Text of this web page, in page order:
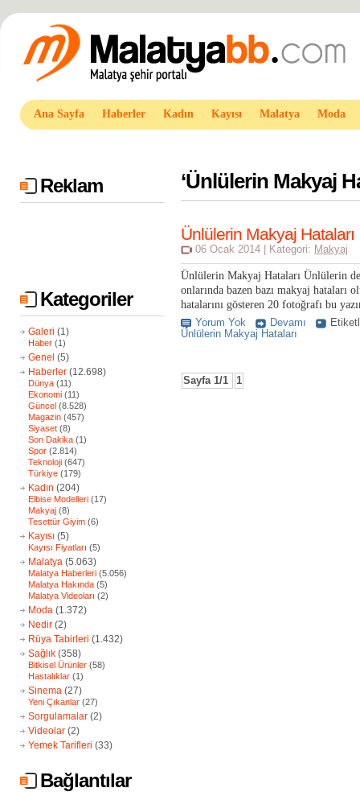
Ana Sayfa Haberler Kadın Kayısı Malatya Moda
Reklam
Kategoriler
Galeri (1)
Haber (1)
Genel (5)
Haberler (12.698)
Dünya (11)
Ekonomi (11)
Güncel (8.528)
Magazin (457)
Siyaset (8)
Son Dakika (1)
Spor (2.814)
Teknoloji (647)
Türkiye (179)
Kadın (204)
Elbise Modelleri (17)
Makyaj (8)
Tesettür Giyim (6)
Kayısı (5)
Kayısı Fiyatları (5)
Malatya (5.063)
Malatya Haberleri (5.056)
Malatya Hakında (5)
Malatya Videoları (2)
Moda (1.372)
Nedir (2)
Rüya Tabirleri (1.432)
Sağlık (358)
Bitkisel Ürünler (58)
Hastalıklar (1)
Sinema (27)
Yeni Çıkanlar (27)
Sorgulamalar (2)
Videolar (2)
Yemek Tarifleri (33)
Bağlantılar
‘Ünlülerin Makyaj
Ünlülerin Makyaj Hataları
06 Ocak 2014 | Kategori: Makyaj
Ünlülerin Makyaj Hataları Ünlülerin
onlarında bazen bazı makyaj
hatalarını gösteren 20 fotoğrafı bu
Yorum Yok Devamı
Ünlülerin Makyaj Hataları
Sayfa 1/1 1